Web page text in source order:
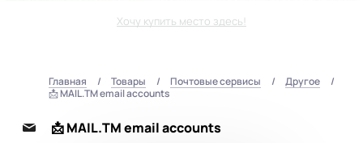
Хочу купить место здесь!
Главная Товары Почтовые сервисы
Другое
📩 MAIL.TM email accounts
📩 MAIL.TM email accounts